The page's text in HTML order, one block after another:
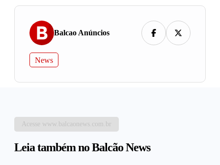
Balcao Anúncios
News
Acesse www.balcaonews.com.br
Leia também no Balcão News